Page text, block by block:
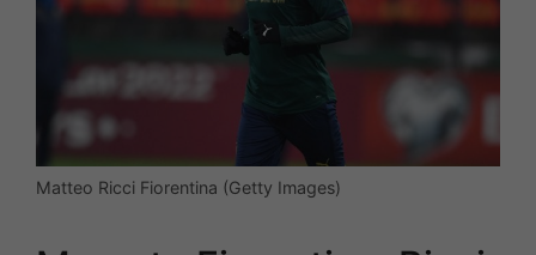
Matteo Ricci Fiorentina (Getty Images)